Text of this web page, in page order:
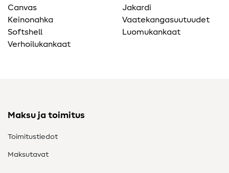
Canvas
Keinonahka
Softshell
Verhoilukankaat
Jakardi
Vaatekangasuutuudet
Luomukankaat
Maksu ja toimitus
Toimitustiedot
Maksutavat